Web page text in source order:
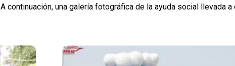
A continuación, una galería fotográfica de la ayuda social llevada